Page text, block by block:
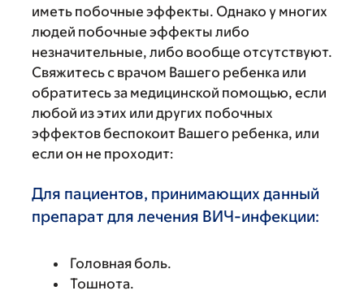
иметь побочные эффекты. Однако у многих
людей побочные эффекты либо
незначительные, либо вообще отсутствуют.
Свяжитесь с врачом Вашего ребенка или
обратитесь за медицинской помощью, если
любой из этих или других побочных
эффектов беспокоит Вашего ребенка, или
если он не проходит:
Для пациентов, принимающих данный
препарат для лечения ВИЧ-инфекции:
Головная боль.
Тошнота.